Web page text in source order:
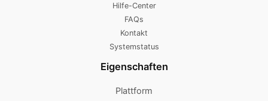
Hilfe-Center
FAQs
Kontakt
Systemstatus
Eigenschaften
Plattform